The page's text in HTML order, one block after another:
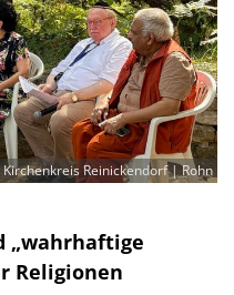
Reinickendorf | Rohn
„wahrhaftige
Religionen